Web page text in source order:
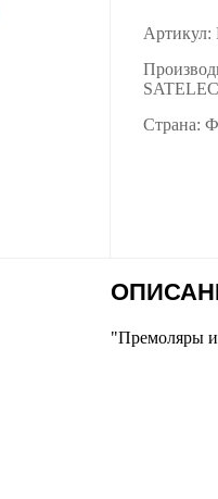
Артикул:
SATELEC
Страна:
"Премоляры